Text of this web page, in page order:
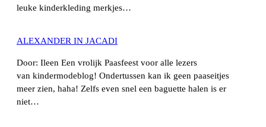
leuke kinderkleding merkjes…
ALEXANDER IN JACADI
Door: Ileen Een vrolijk Paasfeest voor alle lezers
van kindermodeblog! Ondertussen kan ik geen paaseitjes
meer zien, haha! Zelfs even snel een baguette halen is er
niet…